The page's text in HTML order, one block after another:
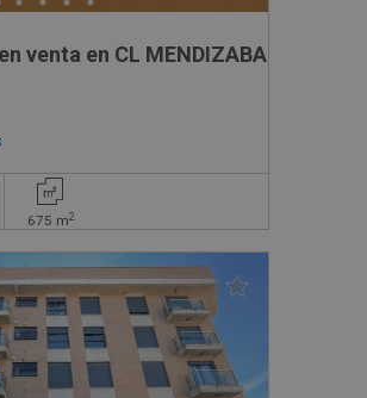
venta en CL MENDIZABAL, 36
675 m2